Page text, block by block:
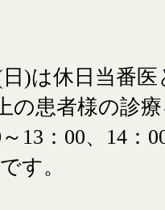
)は休日当番
の患者様の診
13：00、14：
す。